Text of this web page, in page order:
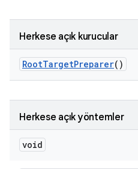
Herkese açık kurucular
RootTargetPreparer()
Herkese açık yöntemler
void